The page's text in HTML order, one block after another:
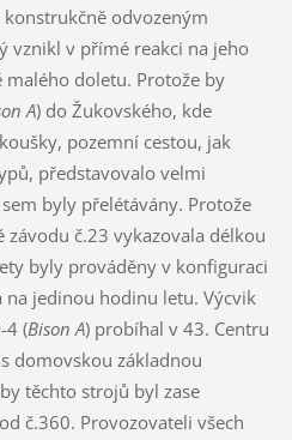
odvozeným
vznikl v přímé reakci na jeho
doletu. Protože by
A) do Žukovského, kde
pozemní cestou, jak
představovalo velmi
byly přelétávány. Protože
č.23 vykazovala délkou
byly prováděny v konfiguraci
na jedinou hodinu letu. Výcvik
4 (Bison A) probíhal v 43. Centru
domovskou základnou
těchto strojů byl zase
č.360. Provozovateli všech